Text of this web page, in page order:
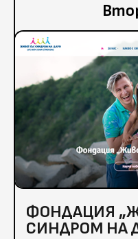
ФОНДАЦИЯ
СИНДРОМ НА